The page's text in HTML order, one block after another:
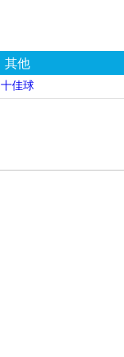
其他
十佳球